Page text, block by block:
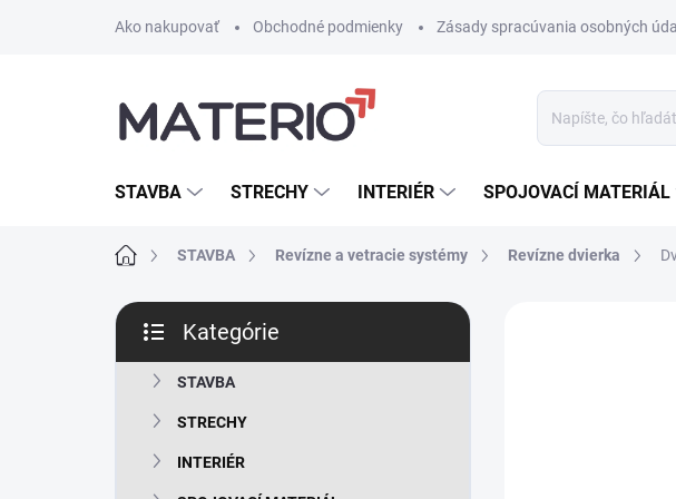
Ako nakupovať Obchodné podmienky Zásady spracúvania osobných
STAVBA STRECHY INTERIÉR SPOJOVACÍ MATERIÁL
DomovSTAVBA Revízne a vetracie systémy Revízne dvierka
B
č
kategórie
Kategórie
STAVBA
STRECHY
INTERIÉR